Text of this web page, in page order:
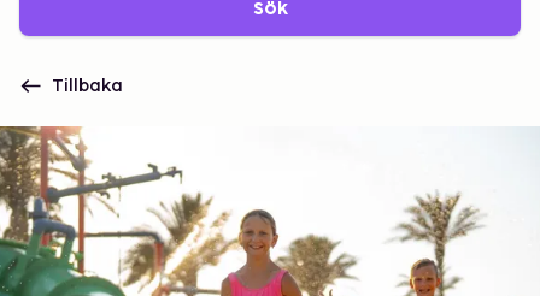
Sök
Tillbaka